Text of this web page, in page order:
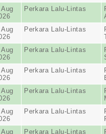
Perkara Lalu-Lintas
Perkara Lalu-Lintas
Perkara Lalu-Lintas
Perkara Lalu-Lintas
Perkara Lalu-Lintas
Perkara Lalu-Lintas
Perkara Lalu-Lintas